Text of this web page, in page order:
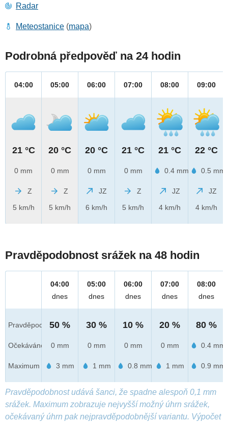
Radar
Meteostanice (mapa)
Podrobná předpověď na 24 hodin
04:00
21 °C
0 mm
Z
5 km/h
05:00
20 °C
0 mm
Z
5 km/h
06:00
20 °C
0 mm
JZ
6 km/h
07:00
21 °C
0 mm
Z
5 km/h
08:00
21 °C
0.4 mm
JZ
4 km/h
09:00
22 °C
0.5 mm
JZ
4 km/h
Pravděpodobnost srážek na 48 hodin
Pravděpod.
Očekáváno
Maximum
04:00
dnes
50 %
0 mm
3 mm
05:00
dnes
30 %
0 mm
1 mm
06:00
dnes
10 %
0 mm
0.8 mm
07:00
dnes
20 %
0 mm
1 mm
08:00
dnes
80 %
0.4 mm
0.9 mm
Pravděpodobnost udává šanci, že spadne alespoň 0,1 mm
srážek. Maximum zobrazuje nejvyšší možný úhrn srážek,
očekávaný úhrn pak nejpravděpodobnější variantu. Výpočet